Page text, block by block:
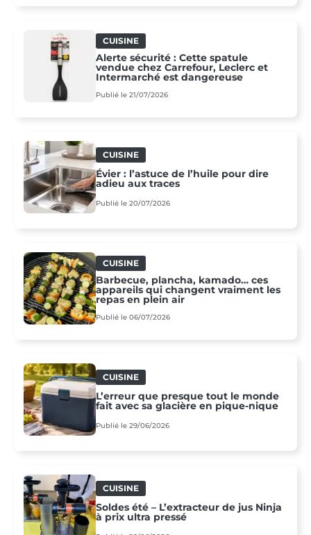
CUISINE
Alerte sécurité : Cette spatule
vendue chez Carrefour, Leclerc et
Intermarché est dangereuse
Publié le 21/07/2026
CUISINE
Évier : l’astuce de l’huile pour dire
adieu aux traces
Publié le 20/07/2026
CUISINE
Barbecue, plancha, kamado… ces
appareils qui changent vraiment les
repas en plein air
Publié le 06/07/2026
CUISINE
L’erreur que presque tout le monde
fait avec sa glacière en pique-nique
Publié le 29/06/2026
CUISINE
Soldes été – L’extracteur de jus Ninja
à prix ultra pressé